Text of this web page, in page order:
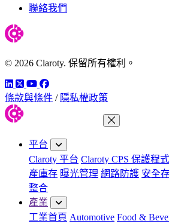
聯絡我們
© 2026 Claroty. 保留所有權利。
LinkedIn
TwitterYouTube
Facebook
條款與條件 / 隱私權政策
平台
Claroty 平台 Claroty CPS 保護程式
產庫存 曝光管理 網路防護 安全
整合
產業
工業首頁 Automotive Food &